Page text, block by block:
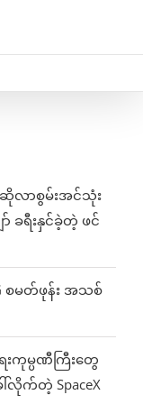
လာစွမ်းအင်သုံး
ခရီးနှင်ခဲ့တဲ့ ဖင်
စမတ်ဖုန်း အသစ်
မ္ပဏီကြီးတွေ
လိုက်တဲ့ SpaceX